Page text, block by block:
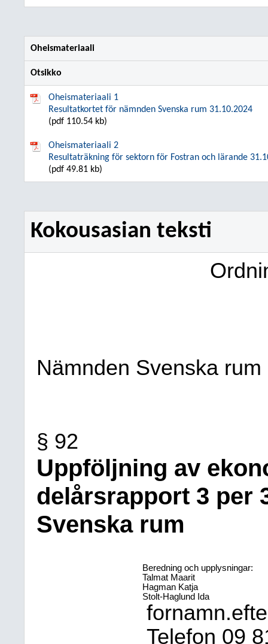
Oheismateriaali
Otsikko
Oheismateriaali 1
Resultatkortet för nämnden Svenska rum 31.10.2024
(pdf 110.54 kb)
Oheismateriaali 2
Resultaträkning för sektorn för Fostran och lärande
(pdf 49.81 kb)
Kokousasian teksti
Nämnden Svenska rum
§ 92
Uppföljning av
delårsrapport 3 per
Svenska rum
Beredning och upplysningar:
Talmat Maarit
Hagman Katja
Stolt-Haglund Ida
Telefon 09